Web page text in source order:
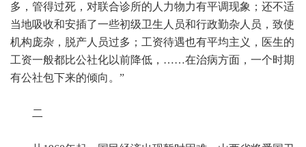
多，管得过死，对联合诊所的人力物力有平调现象；还不适
当地吸收和安插了一些初级卫生人员和行政勤杂人员，致使
机构庞杂，脱产人员过多；工资待遇也有平均主义，医生的
工资一般都比公社化以前降低，……在治病方面，一个时期
有公社包下来的倾向。”
二